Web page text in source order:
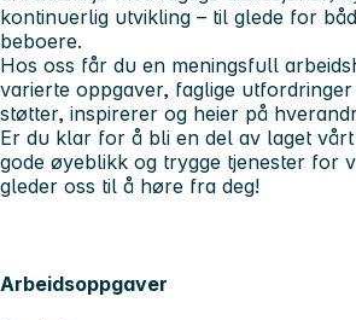
kontinuerlig utvikling – til glede for
beboere.
Hos oss får du en meningsfull
varierte oppgaver, faglige
støtter, inspirerer og heier på
Er du klar for å bli en del av laget
gode øyeblikk og trygge tjenester for
gleder oss til å høre fra deg!
Arbeidsoppgaver